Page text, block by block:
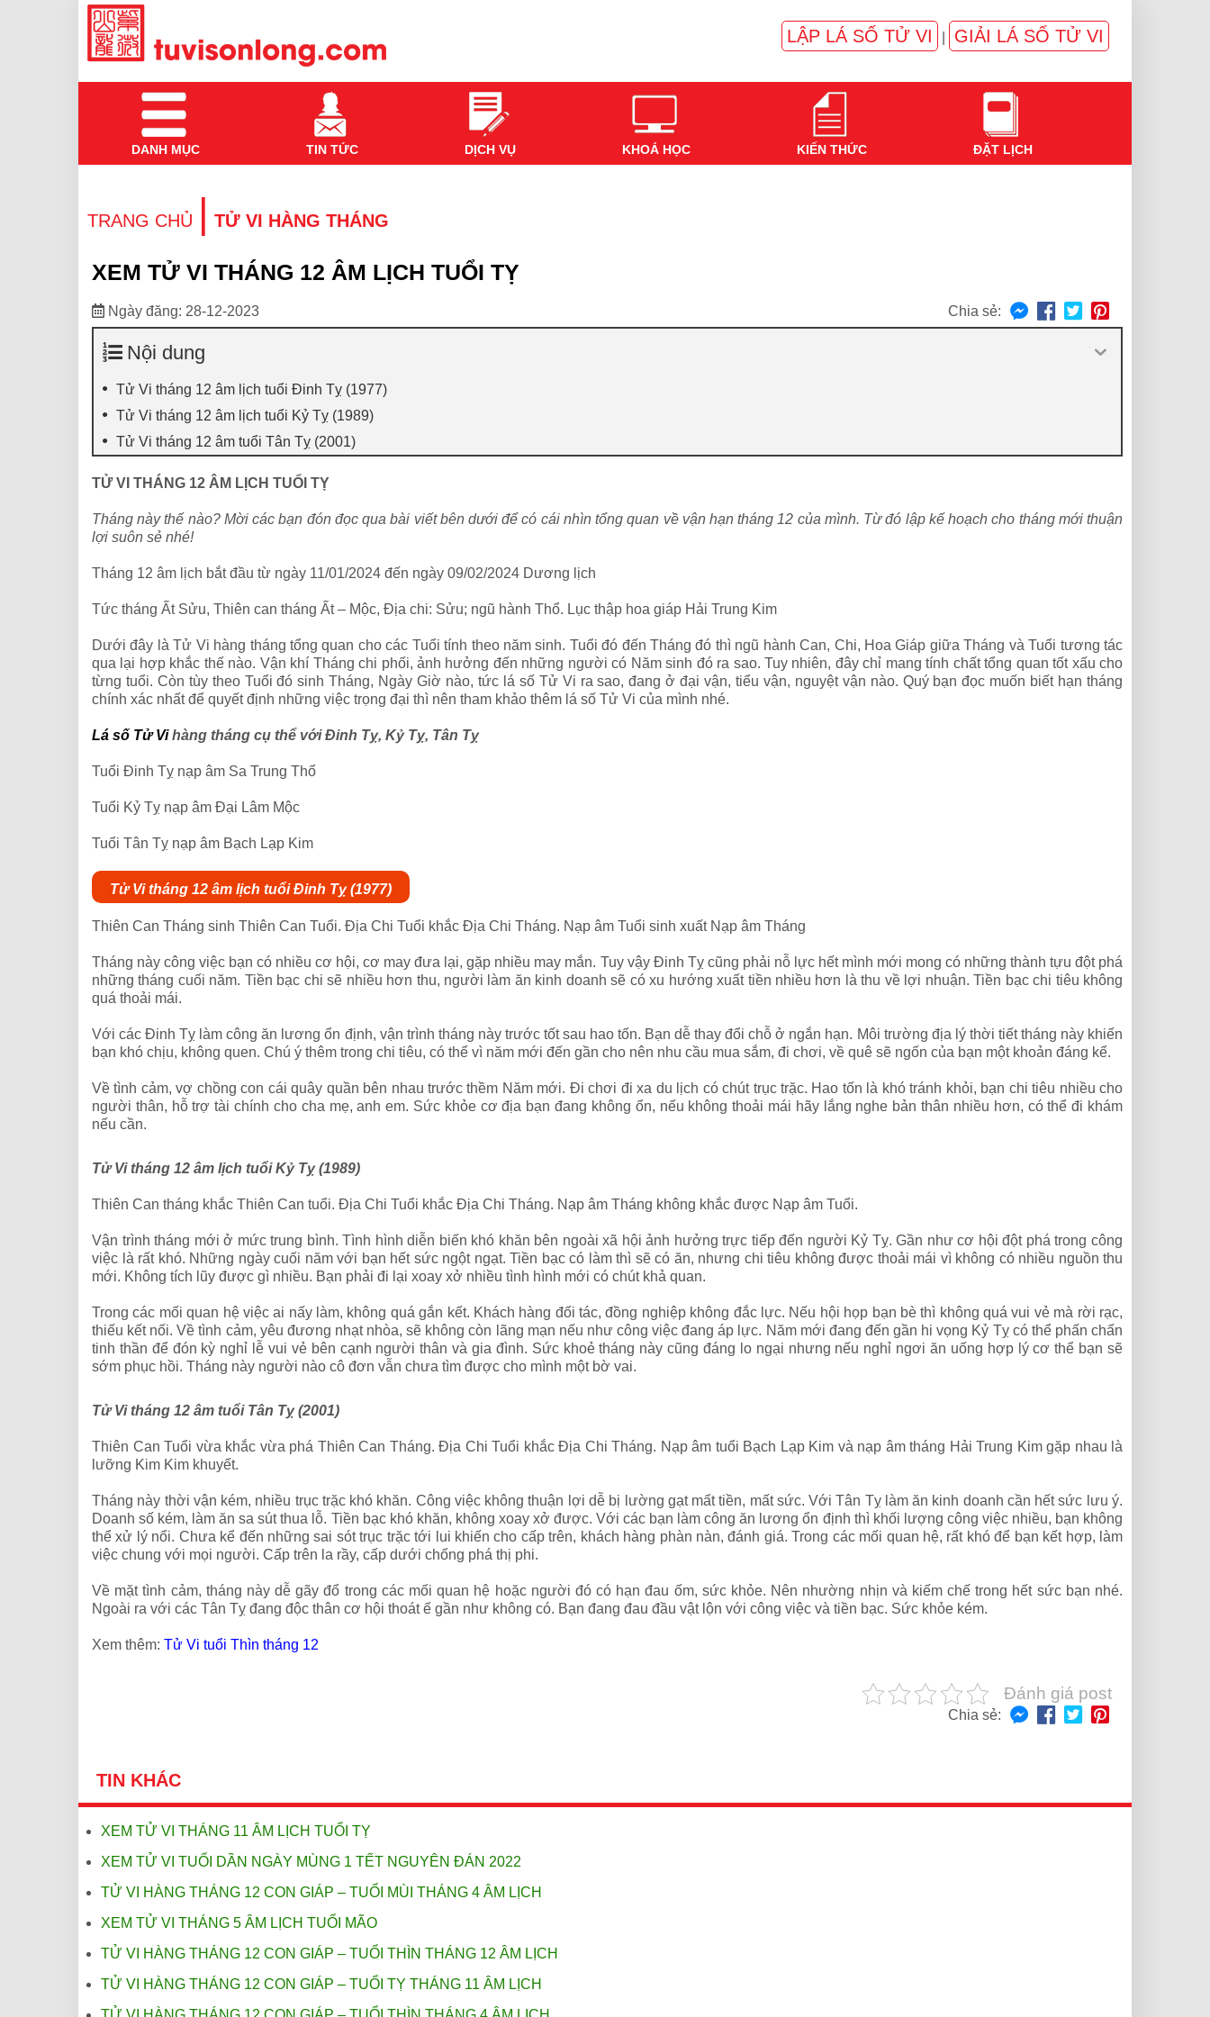
LẬP LÁ SỐ TỬ VI GIẢI LÁ SỐ TỬ VI
DANH MỤC TIN TỨC DỊCH VỤ KHOÁ HỌC KIẾN THỨC ĐẶT LỊCH
TRANG CHỦ | TỬ VI HÀNG THÁNG
XEM TỬ VI THÁNG 12 ÂM LỊCH TUỔI TỴ
Ngày đăng: 28-12-2023 Chia sẻ:
Nội dung
Tử Vi tháng 12 âm lịch tuổi Đinh Tỵ (1977)
Tử Vi tháng 12 âm lịch tuổi Kỷ Tỵ (1989)
Tử Vi tháng 12 âm tuổi Tân Tỵ (2001)
TỬ VI THÁNG 12 ÂM LỊCH TUỔI TỴ
Tháng này thế nào? Mời các bạn đón đọc qua bài viết bên dưới để có cái nhìn tổng quan về vận hạn tháng 12 của mình. Từ đó lập kế hoạch cho tháng mới thuận
lợi suôn sẻ nhé!
Tháng 12 âm lịch bắt đầu từ ngày 11/01/2024 đến ngày 09/02/2024 Dương lịch
Tức tháng Ất Sửu, Thiên can tháng Ất – Mộc, Địa chi: Sửu; ngũ hành Thổ. Lục thập hoa giáp Hải Trung Kim
Dưới đây là Tử Vi hàng tháng tổng quan cho các Tuổi tính theo năm sinh. Tuổi đó đến Tháng đó thì ngũ hành Can, Chi, Hoa Giáp giữa Tháng và Tuổi tương tác
qua lại hợp khắc thế nào. Vận khí Tháng chi phối, ảnh hưởng đến những người có Năm sinh đó ra sao. Tuy nhiên, đây chỉ mang tính chất tổng quan tốt xấu cho
từng tuổi. Còn tùy theo Tuổi đó sinh Tháng, Ngày Giờ nào, tức lá số Tử Vi ra sao, đang ở đại vận, tiểu vận, nguyệt vận nào. Quý bạn đọc muốn biết hạn tháng
chính xác nhất để quyết định những việc trọng đại thì nên tham khảo thêm lá số Tử Vi của mình nhé.
Lá số Tử Vihàng tháng cụ thể với Đinh Tỵ, Kỷ Tỵ, Tân Tỵ
Tuổi Đinh Tỵ nạp âm Sa Trung Thổ
Tuổi Kỷ Tỵ nạp âm Đại Lâm Mộc
Tuổi Tân Tỵ nạp âm Bạch Lạp Kim
Tử Vi tháng 12 âm lịch tuổi Đinh Tỵ (1977)
Thiên Can Tháng sinh Thiên Can Tuổi. Địa Chi Tuổi khắc Địa Chi Tháng. Nạp âm Tuổi sinh xuất Nạp âm Tháng
Tháng này công việc bạn có nhiều cơ hội, cơ may đưa lại, gặp nhiều may mắn. Tuy vậy Đinh Tỵ cũng phải nỗ lực hết mình mới mong có những thành tựu đột phá
những tháng cuối năm. Tiền bạc chi sẽ nhiều hơn thu, người làm ăn kinh doanh sẽ có xu hướng xuất tiền nhiều hơn là thu về lợi nhuận. Tiền bạc chi tiêu không
quá thoải mái.
Với các Đinh Tỵ làm công ăn lương ổn định, vận trình tháng này trước tốt sau hao tốn. Bạn dễ thay đổi chỗ ở ngắn hạn. Môi trường địa lý thời tiết tháng này khiến
bạn khó chịu, không quen. Chú ý thêm trong chi tiêu, có thể vì năm mới đến gần cho nên nhu cầu mua sắm, đi chơi, về quê sẽ ngốn của bạn một khoản đáng kể.
Về tình cảm, vợ chồng con cái quây quần bên nhau trước thềm Năm mới. Đi chơi đi xa du lịch có chút trục trặc. Hao tốn là khó tránh khỏi, bạn chi tiêu nhiều cho
người thân, hỗ trợ tài chính cho cha mẹ, anh em. Sức khỏe cơ địa bạn đang không ổn, nếu không thoải mái hãy lắng nghe bản thân nhiều hơn, có thể đi khám
nếu cần.
Tử Vi tháng 12 âm lịch tuổi Kỷ Tỵ (1989)
Thiên Can tháng khắc Thiên Can tuổi. Địa Chi Tuổi khắc Địa Chi Tháng. Nạp âm Tháng không khắc được Nạp âm Tuổi.
Vận trình tháng mới ở mức trung bình. Tình hình diễn biến khó khăn bên ngoài xã hội ảnh hưởng trực tiếp đến người Kỷ Tỵ. Gần như cơ hội đột phá trong công
việc là rất khó. Những ngày cuối năm với bạn hết sức ngột ngạt. Tiền bạc có làm thì sẽ có ăn, nhưng chi tiêu không được thoải mái vì không có nhiều nguồn thu
mới. Không tích lũy được gì nhiều. Bạn phải đi lại xoay xở nhiều tình hình mới có chút khả quan.
Trong các mối quan hệ việc ai nấy làm, không quá gắn kết. Khách hàng đối tác, đồng nghiệp không đắc lực. Nếu hội họp bạn bè thì không quá vui vẻ mà rời rạc,
thiếu kết nối. Về tình cảm, yêu đương nhạt nhòa, sẽ không còn lãng mạn nếu như công việc đang áp lực. Năm mới đang đến gần hi vọng Kỷ Tỵ có thể phấn chấn
tinh thần để đón kỳ nghỉ lễ vui vẻ bên cạnh người thân và gia đình. Sức khoẻ tháng này cũng đáng lo ngại nhưng nếu nghỉ ngơi ăn uống hợp lý cơ thể bạn sẽ
sớm phục hồi. Tháng này người nào cô đơn vẫn chưa tìm được cho mình một bờ vai.
Tử Vi tháng 12 âm tuổi Tân Tỵ (2001)
Thiên Can Tuổi vừa khắc vừa phá Thiên Can Tháng. Địa Chi Tuổi khắc Địa Chi Tháng. Nạp âm tuổi Bạch Lạp Kim và nạp âm tháng Hải Trung Kim gặp nhau là
lưỡng Kim Kim khuyết.
Tháng này thời vận kém, nhiều trục trặc khó khăn. Công việc không thuận lợi dễ bị lường gạt mất tiền, mất sức. Với Tân Tỵ làm ăn kinh doanh cần hết sức lưu ý.
Doanh số kém, làm ăn sa sút thua lỗ. Tiền bạc khó khăn, không xoay xở được. Với các bạn làm công ăn lương ổn định thì khối lượng công việc nhiều, bạn không
thể xử lý nổi. Chưa kể đến những sai sót trục trặc tới lui khiến cho cấp trên, khách hàng phàn nàn, đánh giá. Trong các mối quan hệ, rất khó để bạn kết hợp, làm
việc chung với mọi người. Cấp trên la rầy, cấp dưới chống phá thị phi.
Về mặt tình cảm, tháng này dễ gãy đổ trong các mối quan hệ hoặc người đó có hạn đau ốm, sức khỏe. Nên nhường nhịn và kiếm chế trong hết sức bạn nhé.
Ngoài ra với các Tân Tỵ đang độc thân cơ hội thoát ế gần như không có. Bạn đang đau đầu vật lộn với công việc và tiền bạc. Sức khỏe kém.
Xem thêm: Tử Vi tuổi Thìn tháng 12
Đánh giá post
Chia sẻ:
TIN KHÁC
XEM TỬ VI THÁNG 11 ÂM LỊCH TUỔI TỴ
XEM TỬ VI TUỔI DẦN NGÀY MÙNG 1 TẾT NGUYÊN ĐÁN 2022
TỬ VI HÀNG THÁNG 12 CON GIÁP – TUỔI MÙI THÁNG 4 ÂM LỊCH
XEM TỬ VI THÁNG 5 ÂM LỊCH TUỔI MÃO
TỬ VI HÀNG THÁNG 12 CON GIÁP – TUỔI THÌN THÁNG 12 ÂM LỊCH
TỬ VI HÀNG THÁNG 12 CON GIÁP – TUỔI TỴ THÁNG 11 ÂM LỊCH